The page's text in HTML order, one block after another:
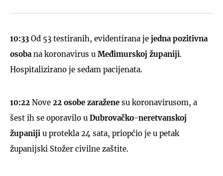
10:33 Od 53 testiranih, evidentirana je jedna pozitivna
osobana koronavirus u Međimurskoj županiji.
Hospitalizirano je sedam pacijenata.
10:22 Nove 22 osobe zaražene su koronavirusom, a
šest ih se oporavilo u Dubrovačko-neretvanskoj
županiji u protekla 24 sata, priopćio je u petak
županijski Stožer civilne zaštite.